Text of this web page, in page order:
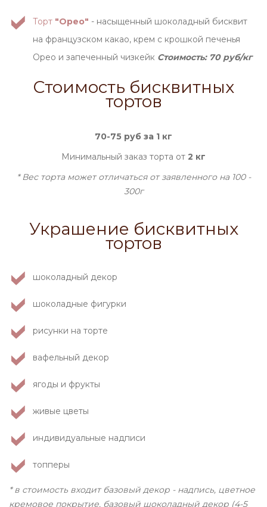
Торт "Орео" - насыщенный шоколадный бисквит
на французском какао, крем с крошкой печенья
Орео и запеченный чизкейк Стоимость: 70 руб/кг
Стоимость бисквитных
тортов
70-75 руб за 1 кг
Минимальный заказ торта от 2 кг
* Вес торта может отличаться от заявленного на 100 -
300г
Украшение бисквитных
тортов
шоколадный декор
шоколадные фигурки
рисунки на торте
вафельный декор
ягоды и фрукты
живые цветы
индивидуальные надписи
топперы
* в стоимость входит базовый декор - надпись, цветное
кремовое покрытие, базовый шоколадный декор (4-5